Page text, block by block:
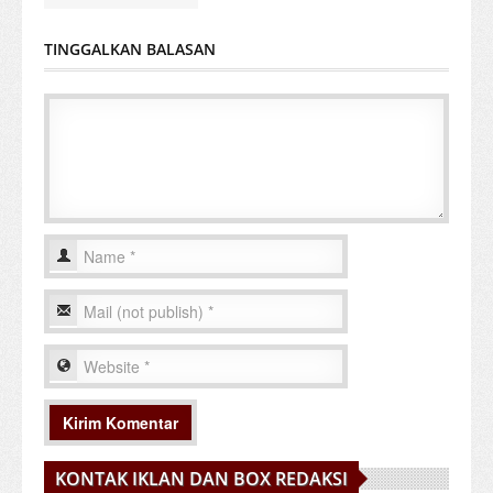
TINGGALKAN BALASAN
KONTAK IKLAN DAN BOX REDAKSI